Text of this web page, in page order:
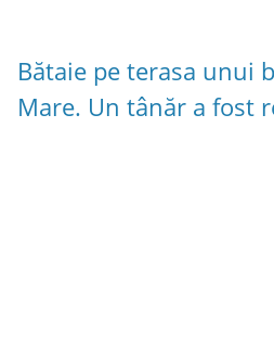
Bătaie pe terasa unui
Mare. Un tânăr a fost